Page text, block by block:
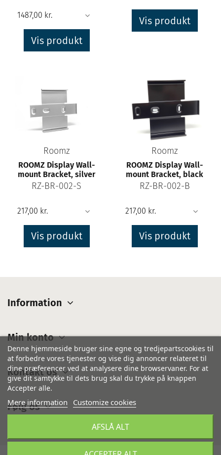
Vis produkt
Vis produkt
Roomz
ROOMZ Display Wall-
mount Bracket, silver
RZ-BR-002-S
Vis produkt
Roomz
ROOMZ Display Wall-
mount Bracket, black
RZ-BR-002-B
Vis produkt
Information
Min konto
Kontakt os
Denne hjemmeside bruger sine egne og tredjepartscookies til
at forbedre vores tjenester og vise dig annoncer relateret til
dine præferencer ved at analysere dine browservaner. For at
give dit samtykke til dets brug skal du trykke på knappen
Accepter alle.
Mere information Customize cookies
AFSLÅ ALT
Følg os